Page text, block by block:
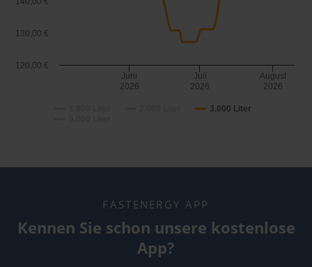
3.000 Liter
Juni
2026
Juli
2026
August
2026
120,00 €
130,00 €
FASTENERGY APP
Kennen Sie schon unsere kostenlose
App?